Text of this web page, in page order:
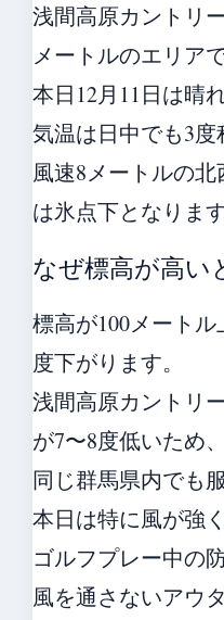
浅間高原カントリ
メートルのエリアで
本日12月11日は晴
気温は日中でも3度
風速8メートルの
は氷点下となります
なぜ標高が高い
標高が100メート
度下がります。
浅間高原カントリ
が7〜8度低いため、
同じ群馬県内でも
本日は特に風が強く
ゴルフプレー中の
風を通さないアウ